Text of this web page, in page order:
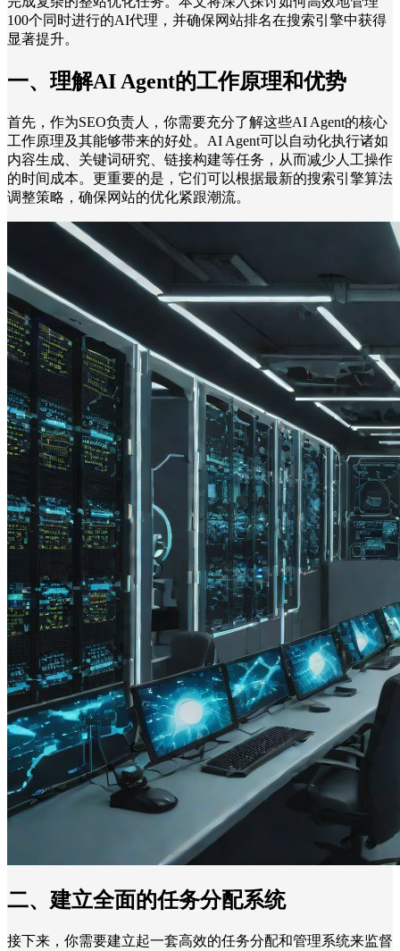
100个同时进行的AI代理，并确保网站排名在搜索引擎中获得
显著提升。
一、理解AI Agent的工作原理和优势
首先，作为SEO负责人，你需要充分了解这些AI Agent的核心
工作原理及其能够带来的好处。AI Agent可以自动化执行诸如
内容生成、关键词研究、链接构建等任务，从而减少人工操作
的时间成本。更重要的是，它们可以根据最新的搜索引擎算法
调整策略，确保网站的优化紧跟潮流。
二、建立全面的任务分配系统
接下来，你需要建立起一套高效的任务分配和管理系统来监督